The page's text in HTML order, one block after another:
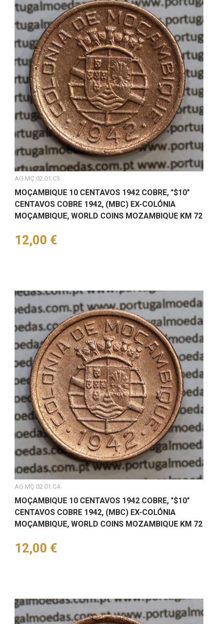
AG.MÇ.02.01.C3
MOÇAMBIQUE 10 CENTAVOS 1942 COBRE, "$10"
CENTAVOS COBRE 1942, (MBC) EX-COLÓNIA
MOÇAMBIQUE, WORLD COINS MOZAMBIQUE KM 72
Preço
12,00 €
AG.MÇ.02.01.C4
MOÇAMBIQUE 10 CENTAVOS 1942 COBRE, "$10"
CENTAVOS COBRE 1942, (MBC) EX-COLÓNIA
MOÇAMBIQUE, WORLD COINS MOZAMBIQUE KM 72
Preço
12,00 €